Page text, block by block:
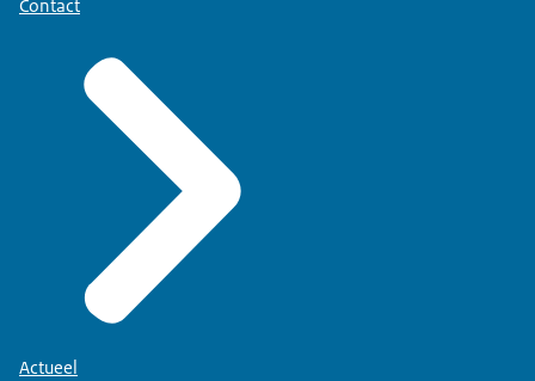
Contact
Actueel